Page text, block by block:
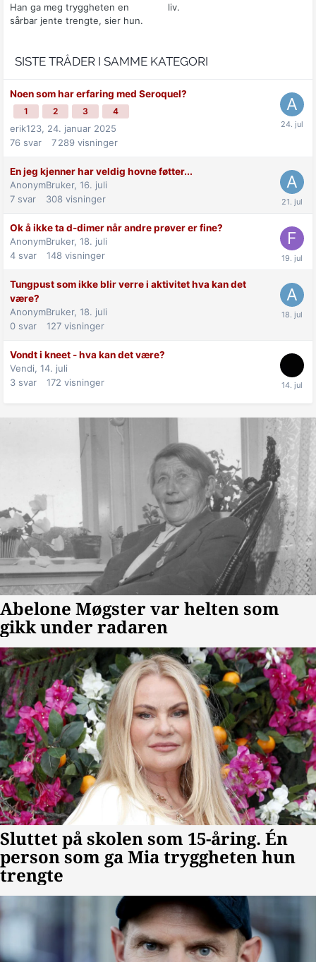
Han ga meg tryggheten en
sårbar jente trengte, sier hun.
liv.
SISTE TRÅDER I SAMME KATEGORI
Noen som har erfaring med Seroquel?
1 2 3 4
erik123, 24. januar 2025
76 svar 7 289 visninger
En jeg kjenner har veldig hovne føtter...
AnonymBruker, 16. juli
7 svar 308 visninger
Ok å ikke ta d-dimer når andre prøver er fine?
AnonymBruker, 18. juli
4 svar 148 visninger
Tungpust som ikke blir verre i aktivitet hva kan det
være?
AnonymBruker, 18. juli
0 svar 127 visninger
Vondt i kneet - hva kan det være?
Vendi, 14. juli
3 svar 172 visninger